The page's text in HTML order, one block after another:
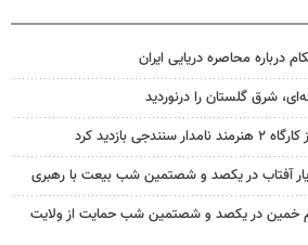
درباره محاصره دریایی ایران
شرق گلستان را درنوردید
بازدید کرد
آفتاب در یکصد و شصتمین شب بیعت با رهبری
خمین در یکصد و شصتمین شب حمایت از ولایت